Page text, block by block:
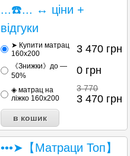
...☎️... ↔ ціни +
відгуки
➤ Купити матрац
160х200
3 470 грн
《Знижки》до —
50%
0 грн
◈ матрац на
ліжко 160х200
3 770
3 470 грн
•••➤【Матраци Топ】